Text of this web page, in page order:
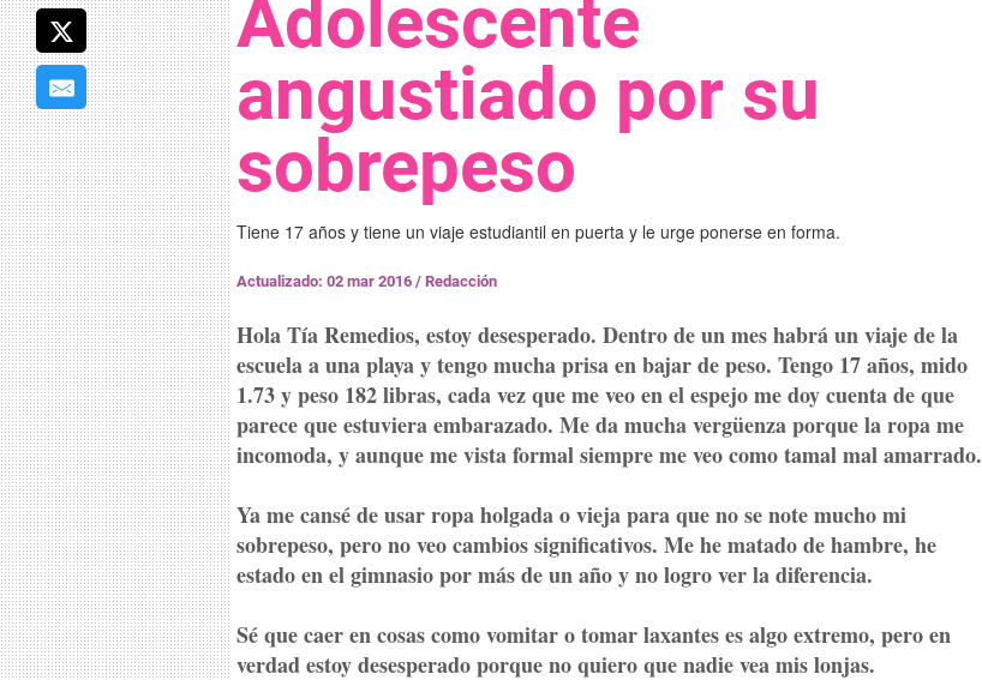
Adolescente
angustiado por su
sobrepeso
Tiene 17 años y tiene un viaje estudiantil en puerta y le urge ponerse en forma.
Actualizado: 02 mar 2016 / Redacción
Hola Tía Remedios, estoy desesperado. Dentro de un mes habrá un viaje de la
escuela a una playa y tengo mucha prisa en bajar de peso. Tengo 17 años, mido
1.73 y peso 182 libras, cada vez que me veo en el espejo me doy cuenta de que
parece que estuviera embarazado. Me da mucha vergüenza porque la ropa me
incomoda, y aunque me vista formal siempre me veo como tamal mal amarrado.
Ya me cansé de usar ropa holgada o vieja para que no se note mucho mi
sobrepeso, pero no veo cambios significativos. Me he matado de hambre, he
estado en el gimnasio por más de un año y no logro ver la diferencia.
Sé que caer en cosas como vomitar o tomar laxantes es algo extremo, pero en
verdad estoy desesperado porque no quiero que nadie vea mis lonjas.